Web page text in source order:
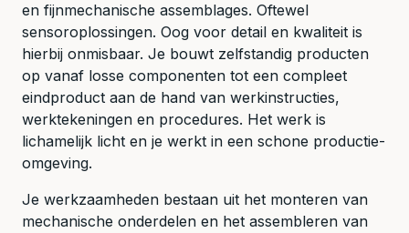
en fijnmechanische assemblages. Oftewel
sensoroplossingen. Oog voor detail en kwaliteit is
hierbij onmisbaar. Je bouwt zelfstandig producten
op vanaf losse componenten tot een compleet
eindproduct aan de hand van werkinstructies,
werktekeningen en procedures. Het werk is
lichamelijk licht en je werkt in een schone productie-
omgeving.
Je werkzaamheden bestaan uit het monteren van
mechanische onderdelen en het assembleren van